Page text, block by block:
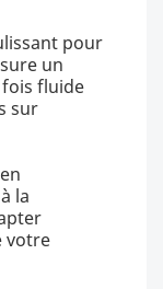
pour
un
fluide
sur
la
votre